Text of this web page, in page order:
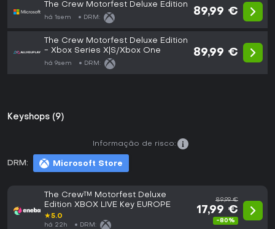
The Crew Motorfest Deluxe Edition
há 1sem DRM:
89,99 €
The Crew Motorfest Deluxe Edition
- Xbox Series X|S/Xbox One
há 9sem DRM:
89,99 €
Keyshops (9)
DRM: Microsoft Store
Informação de risco:
The Crew™ Motorfest Deluxe
Edition XBOX LIVE Key EUROPE
★5.0
há 22h DRM:
89,99 €
17,99 €
-80%